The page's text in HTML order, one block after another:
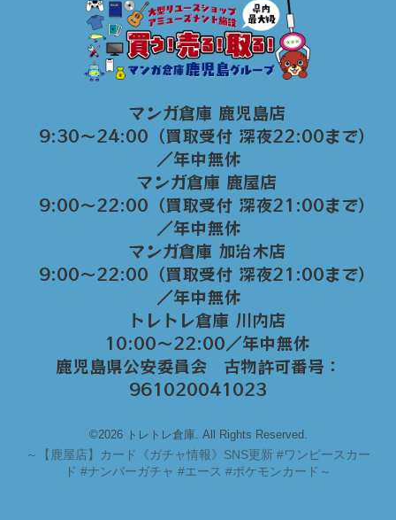
マンガ倉庫 鹿児島店
9:30～24:00（買取受付 深夜22:00まで）
／年中無休
マンガ倉庫 鹿屋店
9:00～22:00（買取受付 深夜21:00まで）
／年中無休
マンガ倉庫 加治木店
9:00〜22:00（買取受付 深夜21:00まで）
／年中無休
トレトレ倉庫 川内店
10:00〜22:00／年中無休
鹿児島県公安委員会 古物許可番号：
961020041023
©2026 トレトレ倉庫. All Rights Reserved.
～
【鹿屋店】カード《ガチャ情報》SNS更新 #ワンピースカー
ド #ナンバーガチャ #エース #ポケモンカード～